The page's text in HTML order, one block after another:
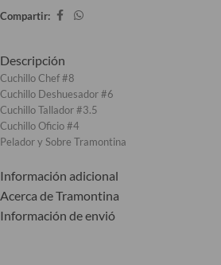
Compartir:
Descripción
Cuchillo Chef #8
Cuchillo Deshuesador #6
Cuchillo Tallador #3.5
Cuchillo Oficio #4
Pelador y Sobre Tramontina
Información adicional
Acerca de Tramontina
Información de envió